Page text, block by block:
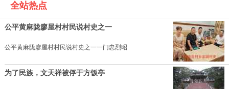
全站热点
公平黄麻陇廖屋村村民说村史之一
公平黄麻陇廖屋村村民说村史之一一门忠烈昭
为了民族，文天祥被俘于方饭亭